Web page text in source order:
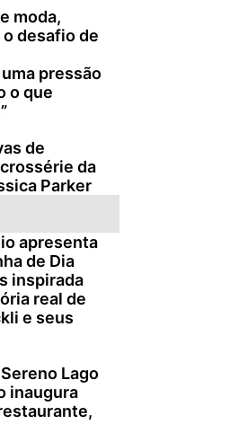
moda,
desafio de
pressão
o que
de
da
Parker
apresenta
de Dia
inspirada
real de
e seus
Lago
inaugura